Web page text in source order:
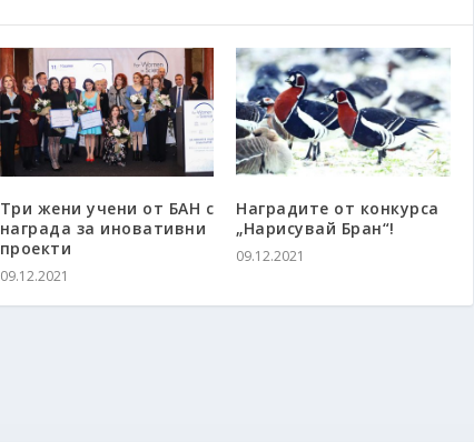
Три жени учени от БАН с
награда за иновативни
проекти
09.12.2021
Наградите от конкурса
„Нарисувай Бран“!
09.12.2021